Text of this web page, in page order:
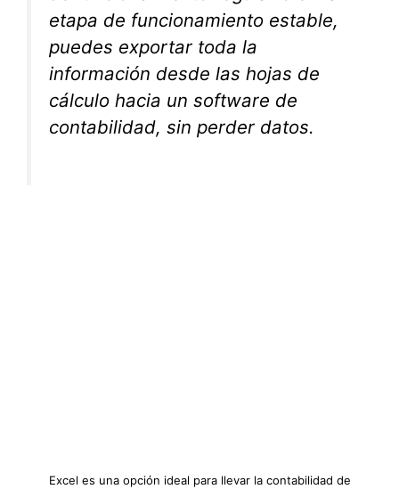
etapa de funcionamiento estable,
puedes exportar toda la
información desde las hojas de
cálculo hacia un software de
contabilidad, sin perder datos.
Excel es una opción ideal para llevar la contabilidad de